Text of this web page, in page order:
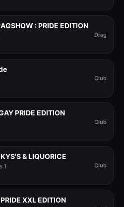
: PRIDE EDITION
Drag
Club
PRIDE EDITION
Club
& LIQUORICE
1
Club
XXL EDITION